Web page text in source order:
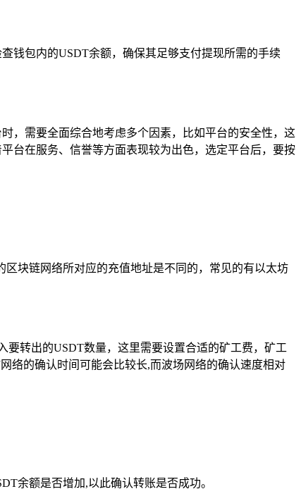
钱包内的USDT余额，确保其足够支付提现所需的手续
，需要全面综合地考虑多个因素，比如平台的安全性，这
台在服务、信誉等方面表现较为出色，选定平台后，要按
块链网络所对应的充值地址是不同的，常见的有以太坊
要转出的USDT数量，这里需要设置合适的矿工费，矿工
络的确认时间可能会比较长,而波场网络的确认速度相对
余额是否增加,以此确认转账是否成功。